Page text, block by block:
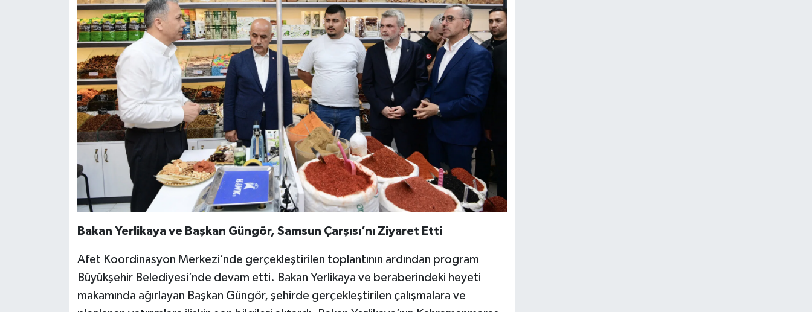
Bakan Yerlikaya ve Başkan Güngör, Samsun Çarşısı’nı Ziyaret Etti
Afet Koordinasyon Merkezi’nde gerçekleştirilen toplantının ardından program
Büyükşehir Belediyesi’nde devam etti. Bakan Yerlikaya ve beraberindeki heyeti
makamında ağırlayan Başkan Güngör, şehirde gerçekleştirilen çalışmalara ve